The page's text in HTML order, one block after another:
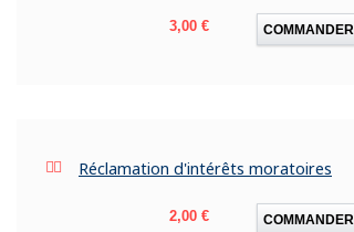
Prix
3,00 € COMMANDER
Réclamation d'intérêts moratoires
Prix
2,00 € COMMANDER